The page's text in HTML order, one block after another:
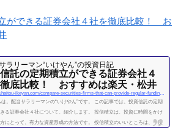
けて感じたこと・辞めるための行動【体験談】サラリーマンが資産運用
けて分かった4つのこと不労所得という名の受取配当金、月５万円に到達
なり、不労所得という名の受取配当金が月額５万...
ができる証券会社４社を徹底比較！ お
ラリーマン“いけやん”の投資日記
託の定期積立ができる証券会社４
底比較！ おすすめは楽天・松井
https://kouhaitou-ikeyan.com/compare-securities-firms-that-can-provide-regular-funding-for-mutual-funds
は。配当サラリーマンの“いけやん”です。 この記事では、投資信託の定期
る証券会社４社について、紹介します。 投信積立は、投資に時間をかけ
にとって、有力な資産形成の方法です。 投信積立のいいところは、一度